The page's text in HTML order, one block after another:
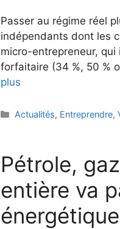
Passer au régime réel
indépendants dont les
micro-entrepreneur,
forfaitaire (34 %, 50 %
plus
Catégories
Actualités, Entreprendre,
Pétrole,
entière va
énergétique